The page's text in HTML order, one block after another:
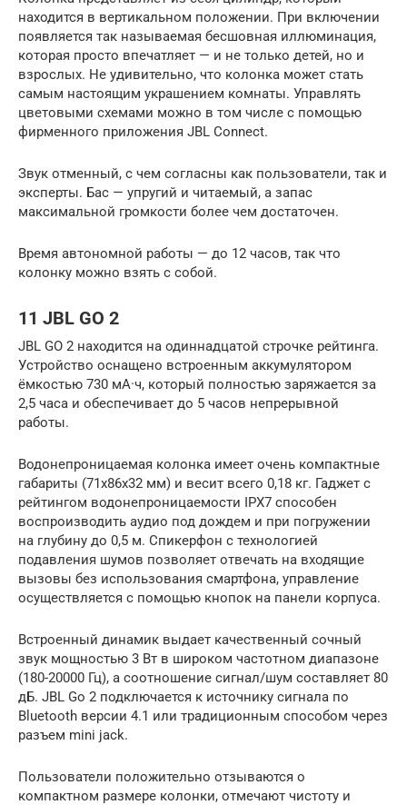
находится в вертикальном положении. При включении
появляется так называемая бесшовная иллюминация,
которая просто впечатляет — и не только детей, но и
взрослых. Не удивительно, что колонка может стать
самым настоящим украшением комнаты. Управлять
цветовыми схемами можно в том числе с помощью
фирменного приложения JBL Connect.
Звук отменный, с чем согласны как пользователи, так и
эксперты. Бас — упругий и читаемый, а запас
максимальной громкости более чем достаточен.
Время автономной работы — до 12 часов, так что
колонку можно взять с собой.
11 JBL GO 2
JBL GO 2 находится на одиннадцатой строчке рейтинга.
Устройство оснащено встроенным аккумулятором
ёмкостью 730 мА·ч, который полностью заряжается за
2,5 часа и обеспечивает до 5 часов непрерывной
работы.
Водонепроницаемая колонка имеет очень компактные
габариты (71x86x32 мм) и весит всего 0,18 кг. Гаджет с
рейтингом водонепроницаемости IPX7 способен
воспроизводить аудио под дождем и при погружении
на глубину до 0,5 м. Спикерфон с технологией
подавления шумов позволяет отвечать на входящие
вызовы без использования смартфона, управление
осуществляется с помощью кнопок на панели корпуса.
Встроенный динамик выдает качественный сочный
звук мощностью 3 Вт в широком частотном диапазоне
(180-20000 Гц), а соотношение сигнал/шум составляет 80
дБ. JBL Go 2 подключается к источнику сигнала по
Bluetooth версии 4.1 или традиционным способом через
разъем mini jack.
Пользователи положительно отзываются о
компактном размере колонки, отмечают чистоту и